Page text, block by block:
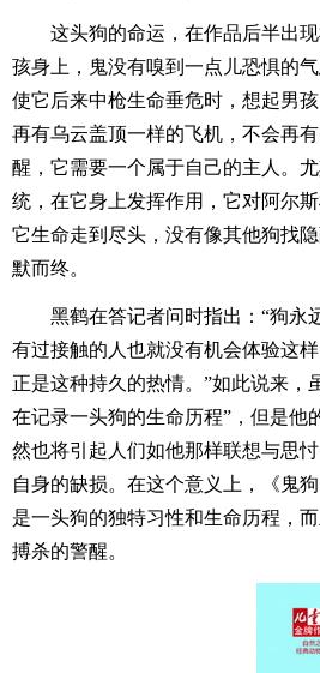
这头狗的命运，在作品后半出
孩身上，鬼没有嗅到一点儿恐惧的
使它后来中枪生命垂危时，想起男
再有乌云盖顶一样的飞机，不会再
醒，它需要一个属于自己的主人。
统，在它身上发挥作用，它对阿尔
它生命走到尽头，没有像其他狗找
默而终。
黑鹤在答记者问时指出：“狗永
有过接触的人也就没有机会体验这
正是这种持久的热情。”如此说来，
在记录一头狗的生命历程”，但是他
然也将引起人们如他那样联想与思
自身的缺损。在这个意义上，《鬼
是一头狗的独特习性和生命历程，
搏杀的警醒。